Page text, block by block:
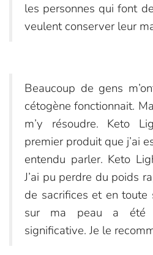
les personnes qui font
veulent conserver leur
Beaucoup de gens
cétogène fonctionnait.
m’y résoudre. Keto
premier produit que j’ai
entendu parler. Keto
J’ai pu perdre du poids
de sacrifices et en toute
sur ma peau a été
significative. Je le